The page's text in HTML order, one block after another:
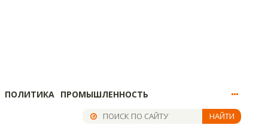
ПОЛИТИКА ПРОМЫШЛЕННОСТЬ
НАЙТИ